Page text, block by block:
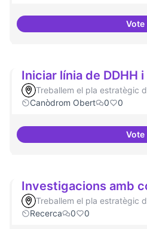
Vote
Iniciar línia de DDHH
Treballem el pla estratègic
Canòdrom Obert
0 0
Vote
Investigacions amb
Treballem el pla estratègic
Recerca
0 0